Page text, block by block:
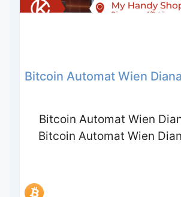
Bitcoin Automat Wien
Bitcoin Automat Wien
Bitcoin Automat Wien